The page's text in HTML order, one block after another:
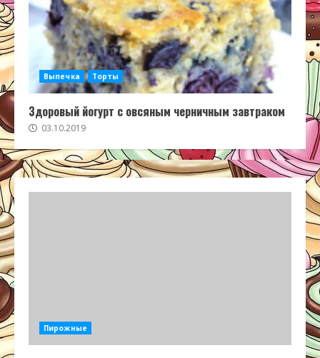
Выпечка Торты
Здоровый йогурт с овсяным черничным завтраком
03.10.2019
Пирожные